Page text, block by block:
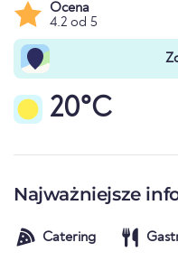
Ocena
4.2 od 5
20°C
Najważniejsze
Catering